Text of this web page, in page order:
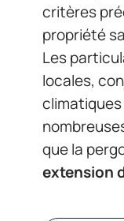
critères
propriété
Les
locales,
que la
extension